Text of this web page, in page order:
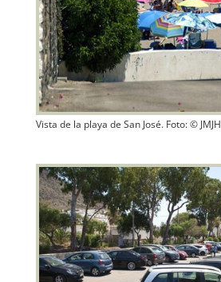
Vista de la playa de San José. Foto: © JMJH